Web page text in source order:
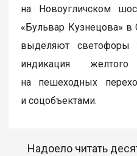
на Новоугличском
«Бульвар Кузнецова»
выделяют
индикация
на пешеходных
и соцобъектами.
Надоело читать